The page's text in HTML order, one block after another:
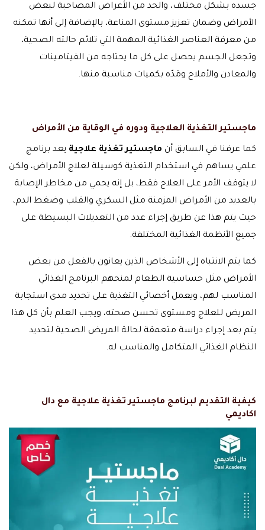
جسده بشكل مختلف، والحد من الأعراض المصاحبة لبعض
الأمراض وضمان تعزيز مستوى المناعة، بالإضافة إلى أنها تمكنه
من معرفة العناصر الغذائية المهمة التي تلائم حالته الصحية،
وتجعل الجسم يحصل على كل ما يحتاجه من الفيتامينات
والمعادن والأملاح ومَدّه بكميات مناسبة منها.
ماجستير التغذية العلاجية ودوره في الوقاية من الأمراض
كما عرفنا في السابق أن ماجستير تغذية علاجية يعد برنامج
علمي يساهم في استخدام التغذية كوسيلة لعلاج الأمراض، ولكن
لا يتوقف الأمر على العلاج فقط، بل إنه يحمي من مخاطر الإصابة
بالعديد من الأمراض المزمنة مثل السكري والقلب وضغط الدم،
حيث يتم هذا عن طريق إجراء عدد من التعديلات البسيطة على
جميع الأنظمة الغذائية المختلفة.
كما يتم الانتباه إلى الأشخاص الذين يعانون بالفعل من بعض
الأمراض مثل حساسية الطعام لمنحهم البرنامج الغذائي
المناسب لهم، ويعمل أخصائي التغذية على تحديد مدى استجابة
المريض للعلاج ومستوى تحسن صحته، ويجب العلم بأن كل هذا
يتم بعد إجراء دراسة متعمقة لحالة المريض الصحية لتحديد
النظام الغذائي المتكامل والمناسب له.
كيفية التقديم لبرنامج ماجستير تغذية علاجية مع دال
اكاديمي